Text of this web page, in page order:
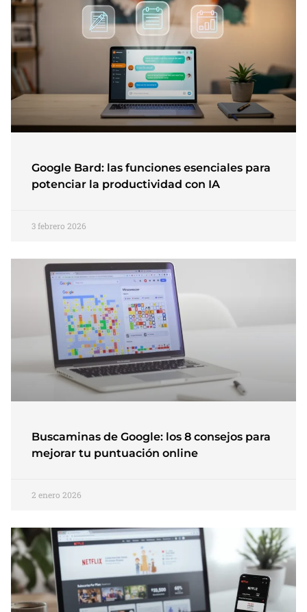
Google Bard: las funciones esenciales para
potenciar la productividad con IA
3 febrero 2026
Buscaminas de Google: los 8 consejos para
mejorar tu puntuación online
2 enero 2026